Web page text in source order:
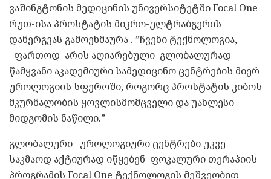
ვაშინგტონის მედიცინის უნივერსიტეტში Focal One
რუთ-ისა პროსტატის მიკრო-ულტრაბგერის
დანერგვას გამოეხმაურა . ”ჩვენი ტექნოლოგია,
ფართოდ არის აღიარებული გლობალურად
წამყვანი აკადემიური სამედიცინო ცენტრების მიერ
უროლოგიის სფეროში, როგორც პროსტატის კიბოს
მკურნალობის ყოვლისმომცველი და უახლესი
მიდგომის ნაწილი.”
გლობალური უროლოგიური ცენტრები უკვე
საკმაოდ აქტიურად იწყებენ ფოკალური თერაპიის
პროგრამის Focal One ტექნოლოგის მეშვეობით